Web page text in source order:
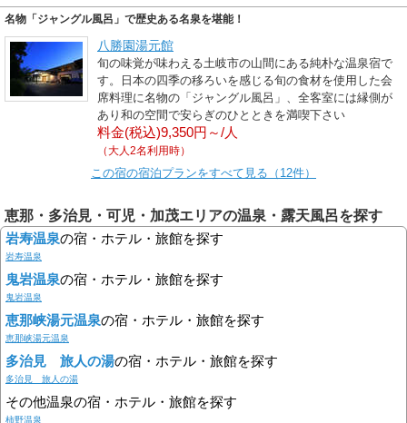
名物「ジャングル風呂」で歴史ある名泉を堪能！
八勝園湯元館
旬の味覚が味わえる土岐市の山間にある純朴な温泉宿で
す。日本の四季の移ろいを感じる旬の食材を使用した会
席料理に名物の「ジャングル風呂」、全客室には縁側が
あり和の空間で安らぎのひとときを満喫下さい
料金(税込)9,350円～/人
（大人2名利用時）
この宿の宿泊プランをすべて見る（12件）
恵那・多治見・可児・加茂エリアの温泉・露天風呂を探す
岩寿温泉の宿・ホテル・旅館を探す
岩寿温泉
鬼岩温泉の宿・ホテル・旅館を探す
鬼岩温泉
恵那峡湯元温泉の宿・ホテル・旅館を探す
恵那峡湯元温泉
多治見 旅人の湯の宿・ホテル・旅館を探す
多治見 旅人の湯
その他温泉の宿・ホテル・旅館を探す
柿野温泉